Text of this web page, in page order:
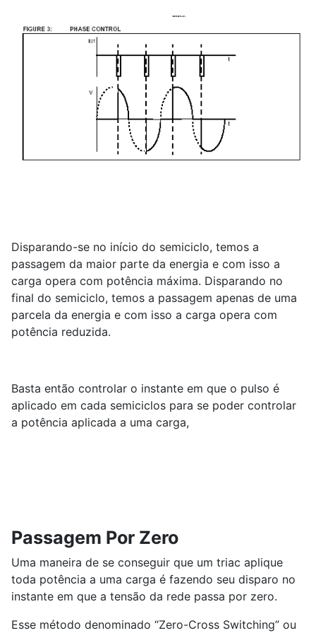
Disparando-se no início do semiciclo, temos a
passagem da maior parte da energia e com isso a
carga opera com potência máxima. Disparando no
final do semiciclo, temos a passagem apenas de uma
parcela da energia e com isso a carga opera com
potência reduzida.
Basta então controlar o instante em que o pulso é
aplicado em cada semiciclos para se poder controlar
a potência aplicada a uma carga,
Passagem Por Zero
Uma maneira de se conseguir que um triac aplique
toda potência a uma carga é fazendo seu disparo no
instante em que a tensão da rede passa por zero.
Esse método denominado “Zero-Cross Switching” ou